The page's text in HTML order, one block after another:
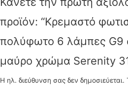
προϊόν: “Κρεμαστό
πολύφωτο 6 λάμπες G9
μαύρο χρώμα Serenity
Η ηλ. διεύθυνση σας δεν δημοσιεύεται.